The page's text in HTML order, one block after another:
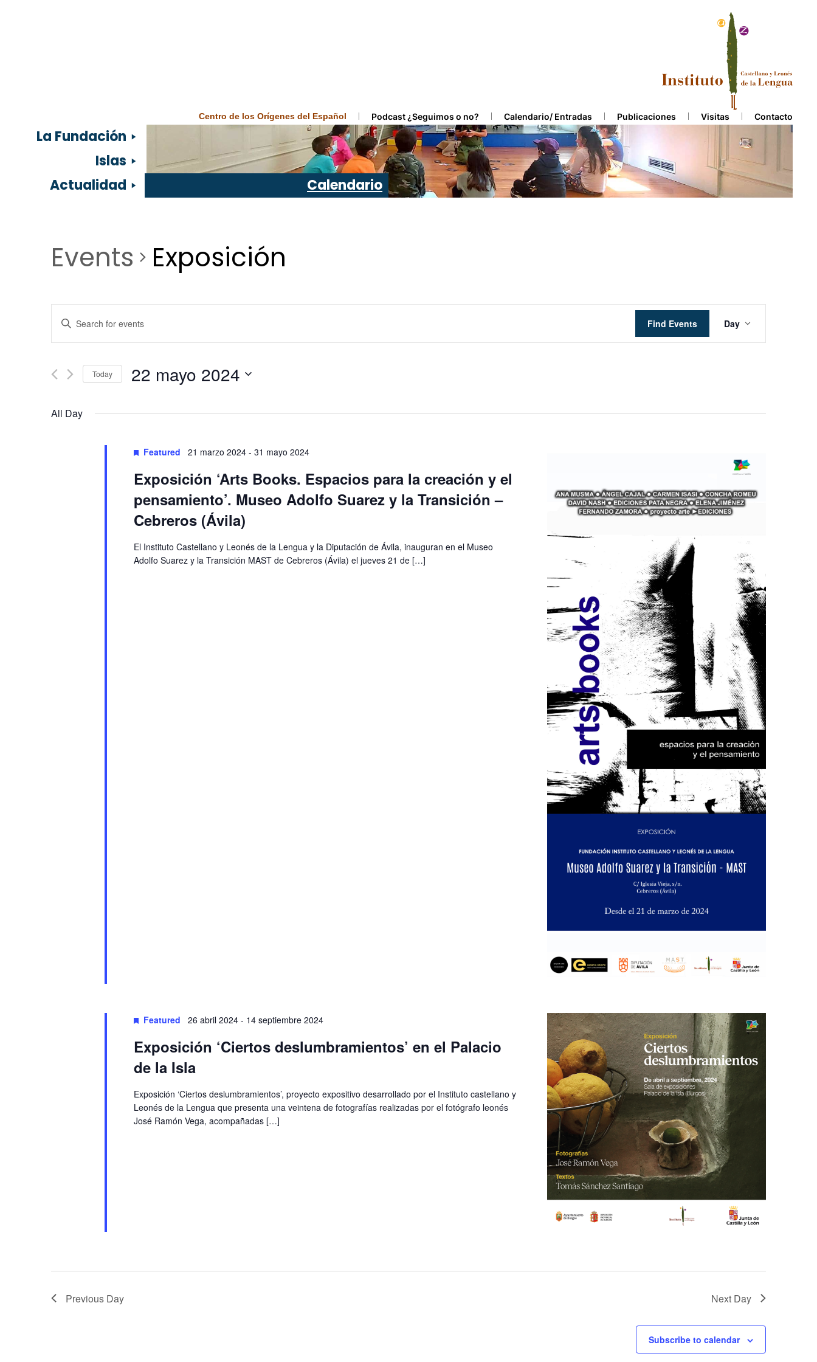
Centro de los Orígenes del Español Podcast ¿Seguimos o no? Calendario/ Entradas Publicaciones Visitas Contacto
La Fundación
Islas
Actualidad
Calendario
Events Exposición
Events
Search
and
Views
Navigation
Enter
Keyword.
Search
Events
Find Events
Views
Navigation
Day
Today 22 mayo 2024
All Day
Featured 21 marzo 2024- 31 mayo 2024
Exposición ‘Arts Books. Espacios para la creación y el
pensamiento’. Museo Adolfo Suarez y la Transición –
Cebreros (Ávila)
El Instituto Castellano y Leonés de la Lengua y la Diputación de Ávila, inauguran en el Museo
Adolfo Suarez y la Transición MAST de Cebreros (Ávila) el jueves 21 de […]
Featured 26 abril 2024- 14 septiembre 2024
Exposición ‘Ciertos deslumbramientos’ en el Palacio
de la Isla
Exposición ‘Ciertos deslumbramientos’, proyecto expositivo desarrollado por el Instituto castellano y
Leonés de la Lengua que presenta una veintena de fotografías realizadas por el fotógrafo leonés
José Ramón Vega, acompañadas […]
Previous Day Next Day
Subscribe to calendar